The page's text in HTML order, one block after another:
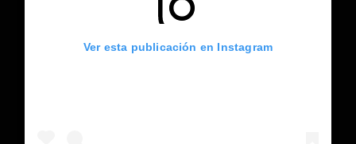
Ver esta publicación en Instagram